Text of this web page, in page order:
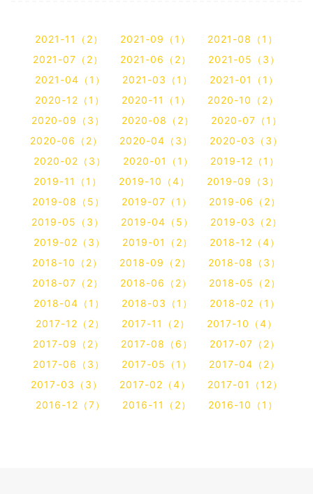
2021-11（2） 2021-09（1）
2021-08（1）
2021-07（2）
2021-06（2）
2021-05（3）
2021-04（1）
2021-03（1）
2021-01（1）
2020-12（1）
2020-11（1）
2020-10（2）
2020-09（3）
2020-08（2）
2020-07（1）
2020-06（2）
2020-04（3）
2020-03（3）
2020-02（3）
2020-01（1）
2019-12（1）
2019-11（1）
2019-10（4）
2019-09（3）
2019-08（5）
2019-07（1）
2019-06（2）
2019-05（3）
2019-04（5）
2019-03（2）
2019-02（3）
2019-01（2）
2018-12（4）
2018-10（2）
2018-09（2）
2018-08（3）
2018-07（2）
2018-06（2）
2018-05（2）
2018-04（1）
2018-03（1）
2018-02（1）
2017-12（2）
2017-11（2）
2017-10（4）
2017-09（2）
2017-08（6）
2017-07（2）
2017-06（3）
2017-05（1）
2017-04（2）
2017-03（3）
2017-02（4）
2017-01（12）
2016-12（7）
2016-11（2） 2016-10（1）